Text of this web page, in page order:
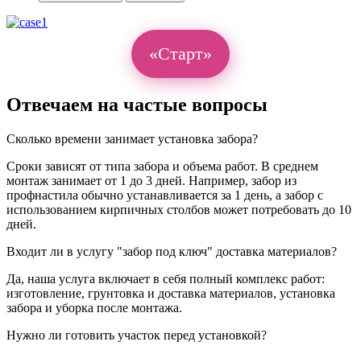
«Старт»
Отвечаем на частые вопросы
Сколько времени занимает установка забора?
Сроки зависят от типа забора и объема работ. В среднем
монтаж занимает от 1 до 3 дней. Например, забор из
профнастила обычно устанавливается за 1 день, а забор с
использованием кирпичных столбов может потребовать до 10
дней.
Входит ли в услугу "забор под ключ" доставка материалов?
Да, наша услуга включает в себя полный комплекс работ:
изготовление, грунтовка и доставка материалов, установка
забора и уборка после монтажа.
Нужно ли готовить участок перед установкой?